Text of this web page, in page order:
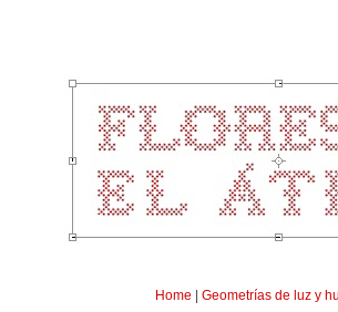
Home | Geometrías de luz y